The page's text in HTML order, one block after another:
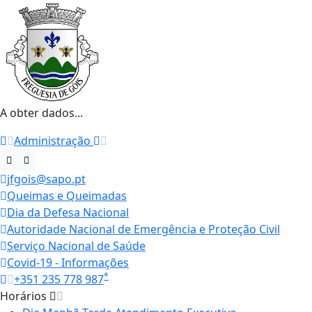
A obter dados...
Administração
jfgois@sapo.pt
Queimas e Queimadas
Dia da Defesa Nacional
Autoridade Nacional de Emergência e Proteção Civil
Serviço Nacional de Saúde
Covid-19 - Informações
+351 235 778 987*
Horários